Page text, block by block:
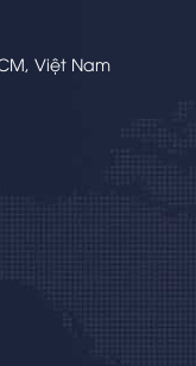
Việt Nam